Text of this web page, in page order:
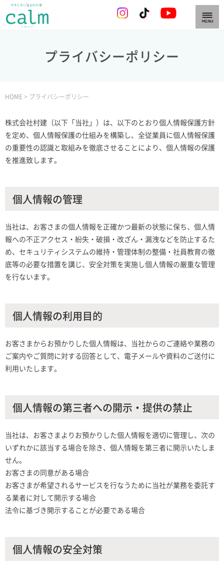
プライバシーポリシー
HOME > プライバシーポリシー
株式会社村建（以下「当社」）は、以下のとおり個人情報保護方針
を定め、個人情報保護の仕組みを構築し、全従業員に個人情報保護
の重要性の認識と取組みを徹底させることにより、個人情報の保護
を推進致します。
個人情報の管理
当社は、お客さまの個人情報を正確かつ最新の状態に保ち、個人情
報への不正アクセス・紛失・破損・改ざん・漏洩などを防止するた
め、セキュリティシステムの維持・管理体制の整備・社員教育の徹
底等の必要な措置を講じ、安全対策を実施し個人情報の厳重な管理
を行ないます。
個人情報の利用目的
お客さまからお預かりした個人情報は、当社からのご連絡や業務の
ご案内やご質問に対する回答として、電子メールや資料のご送付に
利用いたします。
個人情報の第三者への開示・提供の禁止
当社は、お客さまよりお預かりした個人情報を適切に管理し、次の
いずれかに該当する場合を除き、個人情報を第三者に開示いたしま
せん。
お客さまの同意がある場合
お客さまが希望されるサービスを行なうために当社が業務を委託す
る業者に対して開示する場合
法令に基づき開示することが必要である場合
個人情報の安全対策